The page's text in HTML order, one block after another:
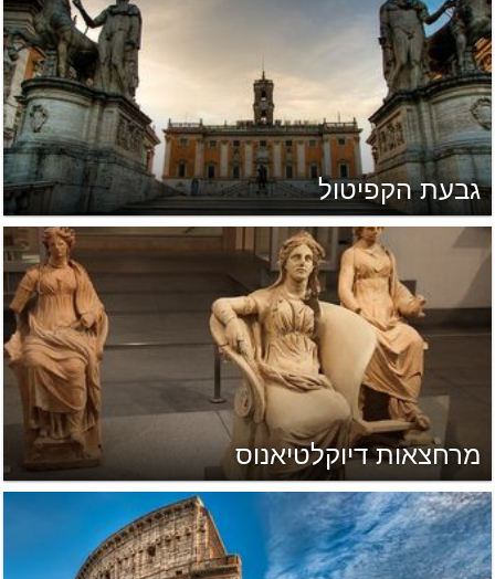
גבעת הקפיטול
מרחצאות דיוקלטיאנוס